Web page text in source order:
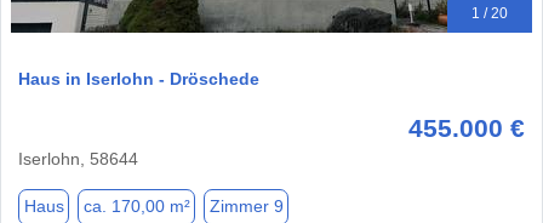
1 / 20
Haus in Iserlohn - Dröschede
455.000 €
Iserlohn, 58644
Haus ca. 170,00 m² Zimmer 9